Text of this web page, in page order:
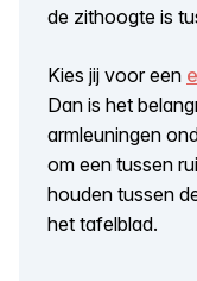
de zithoogte is
Kies jij voor een
Dan is het
armleuningen
om een tussen
houden tussen
het tafelblad.